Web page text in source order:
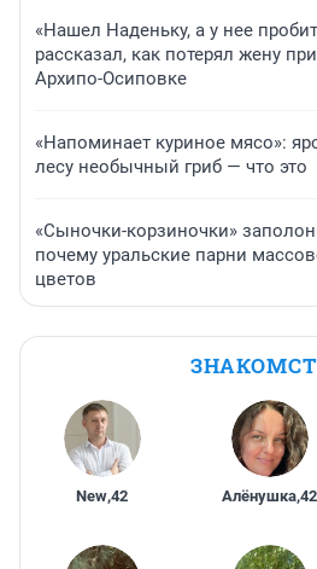
«Нашел Наденьку, а у нее
рассказал, как потерял жену
Архипо-Осиповке
«Напоминает куриное мясо»:
лесу необычный гриб — что это
«Сыночки-корзиночки»
почему уральские парни
цветов
New,42 Алёнушка,42